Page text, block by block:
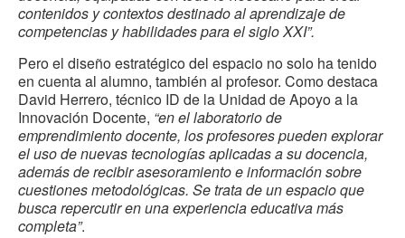
contenidos y contextos destinado al aprendizaje de
competencias y habilidades para el siglo XXI”.
Pero el diseño estratégico del espacio no solo ha tenido
en cuenta al alumno, también al profesor. Como destaca
David Herrero, técnico ID de la Unidad de Apoyo a la
Innovación Docente, “en el laboratorio de
emprendimiento docente, los profesores pueden explorar
el uso de nuevas tecnologías aplicadas a su docencia,
además de recibir asesoramiento e información sobre
cuestiones metodológicas. Se trata de un espacio que
busca repercutir en una experiencia educativa más
completa”.